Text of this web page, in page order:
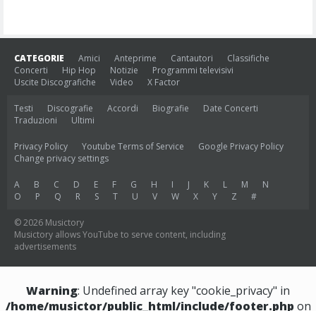
CATEGORIE Amici Anteprime Cantautori
Classifiche
Concerti
Hip Hop Notizie
Programmi televisivi
Uscite Discografiche
Video X Factor
Testi Discografie Accordi Biografie
Date Concerti
Traduzioni
Ultimi
Privacy Policy Youtube Terms of Service
Google Privacy Policy
Change privacy settings
A B C D E F G H I J K L M
N
O
P Q R S T U V W X Y Z #
© 2026 Musictory
Musictory allows YouTube to serve content, including
advertisements
Warning: Undefined array key "cookie_privacy" in
/home/musictor/public_html/include/footer.php on